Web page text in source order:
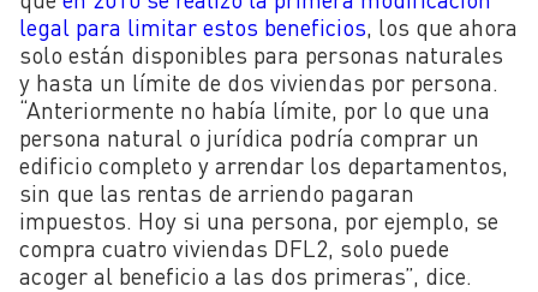
legal para limitar estos beneficios, los que ahora
solo están disponibles para personas naturales
y hasta un límite de dos viviendas por persona.
“Anteriormente no había límite, por lo que una
persona natural o jurídica podría comprar un
edificio completo y arrendar los departamentos,
sin que las rentas de arriendo pagaran
impuestos. Hoy si una persona, por ejemplo, se
compra cuatro viviendas DFL2, solo puede
acoger al beneficio a las dos primeras”, dice.